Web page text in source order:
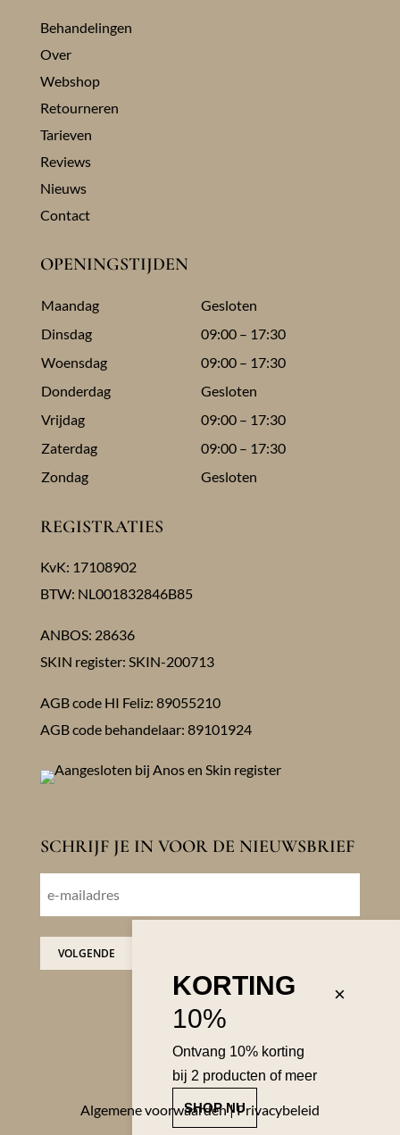
Behandelingen
Over
Webshop
Retourneren
Tarieven
Reviews
Nieuws
Contact
OPENINGSTIJDEN
Maandag
Gesloten
Dinsdag
09:00 – 17:30
Woensdag
09:00 – 17:30
Donderdag
Gesloten
Vrijdag
09:00 – 17:30
Zaterdag
09:00 – 17:30
Zondag
Gesloten
REGISTRATIES
KvK: 17108902
BTW: NL001832846B85
ANBOS: 28636
SKIN register: SKIN-200713
AGB code HI Feliz: 89055210
AGB code behandelaar: 89101924
SCHRIJF JE IN VOOR DE NIEUWSBRIEF
VOLGENDE
×
KORTING
10%
Ontvang 10% korting
bij 2 producten of meer
SHOP NU
Algemene voorwaarden|Privacybeleid